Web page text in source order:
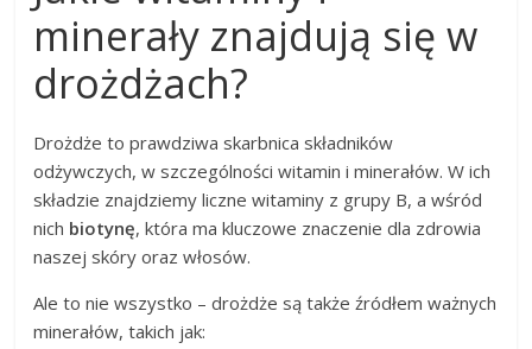
minerały znajdują się w
drożdżach?
Drożdże to prawdziwa skarbnica składników
odżywczych, w szczególności witamin i minerałów. W ich
składzie znajdziemy liczne witaminy z grupy B, a wśród
nich biotynę, która ma kluczowe znaczenie dla zdrowia
naszej skóry oraz włosów.
Ale to nie wszystko – drożdże są także źródłem ważnych
minerałów, takich jak: